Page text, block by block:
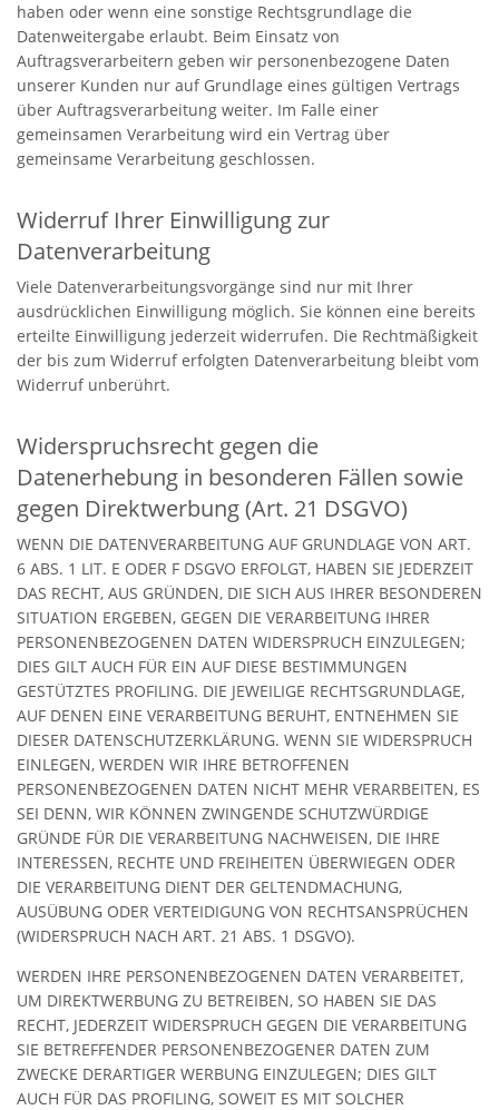
haben oder wenn eine sonstige Rechtsgrundlage die
Datenweitergabe erlaubt. Beim Einsatz von
Auftragsverarbeitern geben wir personenbezogene Daten
unserer Kunden nur auf Grundlage eines gültigen Vertrags
über Auftragsverarbeitung weiter. Im Falle einer
gemeinsamen Verarbeitung wird ein Vertrag über
gemeinsame Verarbeitung geschlossen.
Widerruf Ihrer Einwilligung zur
Datenverarbeitung
Viele Datenverarbeitungsvorgänge sind nur mit Ihrer
ausdrücklichen Einwilligung möglich. Sie können eine bereits
erteilte Einwilligung jederzeit widerrufen. Die Rechtmäßigkeit
der bis zum Widerruf erfolgten Datenverarbeitung bleibt vom
Widerruf unberührt.
Widerspruchsrecht gegen die
Datenerhebung in besonderen Fällen sowie
gegen Direktwerbung (Art. 21 DSGVO)
WENN DIE DATENVERARBEITUNG AUF GRUNDLAGE VON ART.
6 ABS. 1 LIT. E ODER F DSGVO ERFOLGT, HABEN SIE JEDERZEIT
DAS RECHT, AUS GRÜNDEN, DIE SICH AUS IHRER BESONDEREN
SITUATION ERGEBEN, GEGEN DIE VERARBEITUNG IHRER
PERSONENBEZOGENEN DATEN WIDERSPRUCH EINZULEGEN;
DIES GILT AUCH FÜR EIN AUF DIESE BESTIMMUNGEN
GESTÜTZTES PROFILING. DIE JEWEILIGE RECHTSGRUNDLAGE,
AUF DENEN EINE VERARBEITUNG BERUHT, ENTNEHMEN SIE
DIESER DATENSCHUTZERKLÄRUNG. WENN SIE WIDERSPRUCH
EINLEGEN, WERDEN WIR IHRE BETROFFENEN
PERSONENBEZOGENEN DATEN NICHT MEHR VERARBEITEN, ES
SEI DENN, WIR KÖNNEN ZWINGENDE SCHUTZWÜRDIGE
GRÜNDE FÜR DIE VERARBEITUNG NACHWEISEN, DIE IHRE
INTERESSEN, RECHTE UND FREIHEITEN ÜBERWIEGEN ODER
DIE VERARBEITUNG DIENT DER GELTENDMACHUNG,
AUSÜBUNG ODER VERTEIDIGUNG VON RECHTSANSPRÜCHEN
(WIDERSPRUCH NACH ART. 21 ABS. 1 DSGVO).
WERDEN IHRE PERSONENBEZOGENEN DATEN VERARBEITET,
UM DIREKTWERBUNG ZU BETREIBEN, SO HABEN SIE DAS
RECHT, JEDERZEIT WIDERSPRUCH GEGEN DIE VERARBEITUNG
SIE BETREFFENDER PERSONENBEZOGENER DATEN ZUM
ZWECKE DERARTIGER WERBUNG EINZULEGEN; DIES GILT
AUCH FÜR DAS PROFILING, SOWEIT ES MIT SOLCHER